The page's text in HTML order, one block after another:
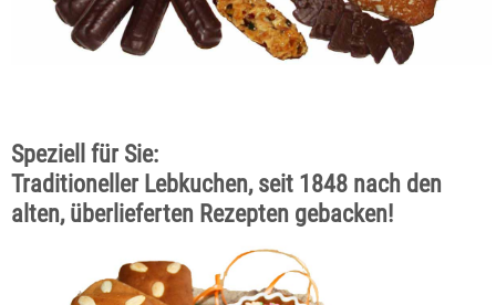
Speziell für Sie:
Traditioneller Lebkuchen, seit 1848 nach den
alten, überlieferten Rezepten gebacken!